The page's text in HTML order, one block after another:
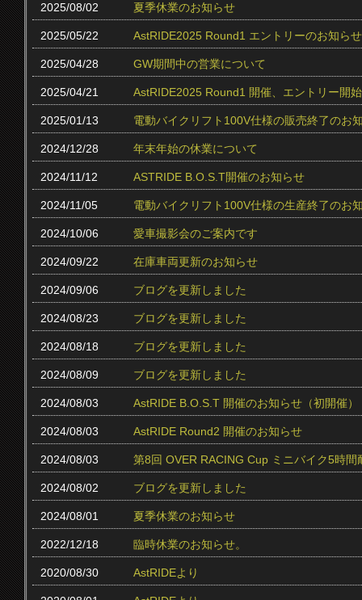
2025/08/02 夏季休業のお知らせ
2025/05/22 AstRIDE2025 Round1 エントリーのお知らせ
2025/04/28 GW期間中の営業について
2025/04/21 AstRIDE2025 Round1 開催、エントリー開
2025/01/13 電動バイクリフト100V仕様の販売終了のお
2024/12/28 年末年始の休業について
2024/11/12 ASTRIDE B.O.S.T開催のお知らせ
2024/11/05 電動バイクリフト100V仕様の生産終了のお
2024/10/06 愛車撮影会のご案内です
2024/09/22 在庫車両更新のお知らせ
2024/09/06 ブログを更新しました
2024/08/23 ブログを更新しました
2024/08/18 ブログを更新しました
2024/08/09 ブログを更新しました
2024/08/03 AstRIDE B.O.S.T 開催のお知らせ（初開催）
2024/08/03 AstRIDE Round2 開催のお知らせ
2024/08/03 第8回 OVER RACING Cup ミニバイク5時
2024/08/02 ブログを更新しました
2024/08/01 夏季休業のお知らせ
2022/12/18 臨時休業のお知らせ。
2020/08/30 AstRIDEより